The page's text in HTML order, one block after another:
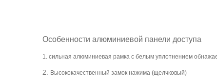
Особенности алюминиевой панели доступа
1. сильная алюминиевая рамка с белым уплотнением
2. Высококачественный замок нажима (щелчковый)